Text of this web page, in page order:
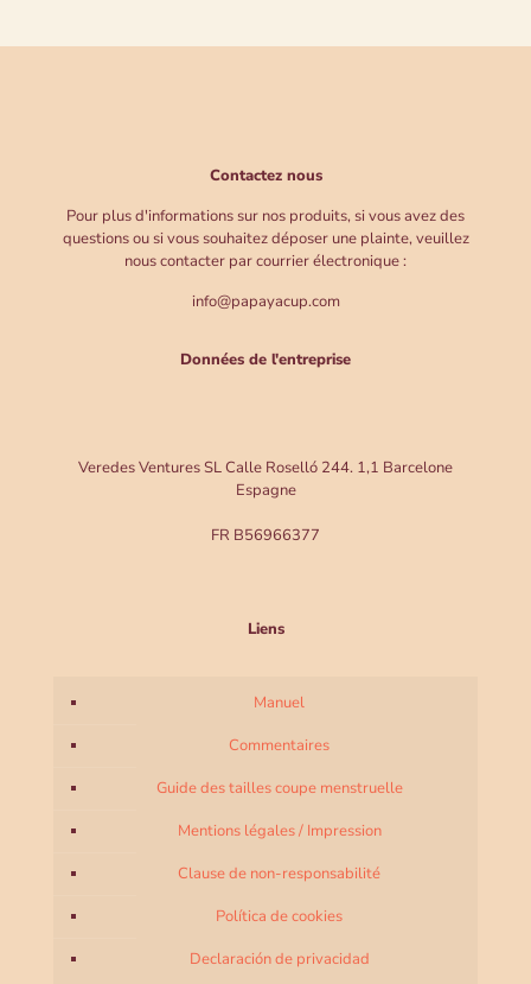
Contactez nous
Pour plus d'informations sur nos produits, si vous avez des
questions ou si vous souhaitez déposer une plainte, veuillez
nous contacter par courrier électronique :
info@papayacup.com
Données de l'entreprise
Veredes Ventures SL Calle Roselló 244. 1,1 Barcelone
Espagne
FR B56966377
Liens
Manuel
Commentaires
Guide des tailles coupe menstruelle
Mentions légales / Impression
Clause de non-responsabilité
Política de cookies
Declaración de privacidad